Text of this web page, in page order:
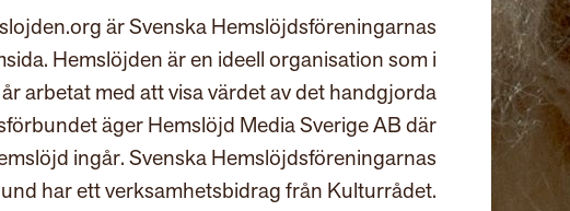
är Svenska Hemslöjdsföreningarnas
Hemslöjden är en ideell organisation som i
arbetat med att visa värdet av det handgjorda
äger Hemslöjd Media Sverige AB där
ingår. Svenska Hemslöjdsföreningarnas
har ett verksamhetsbidrag från Kulturrådet.